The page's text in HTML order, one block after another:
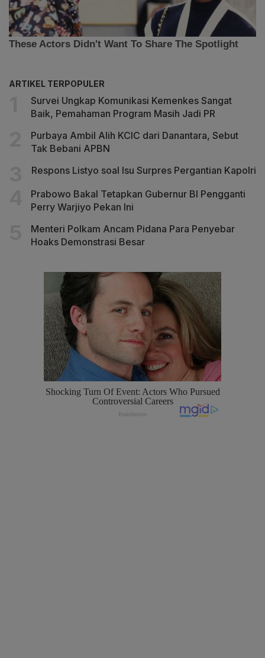
ARTIKEL TERPOPULER
Survei Ungkap Komunikasi Kemenkes Sangat
Baik, Pemahaman Program Masih Jadi PR
Purbaya Ambil Alih KCIC dari Danantara, Sebut
Tak Bebani APBN
Respons Listyo soal Isu Surpres Pergantian Kapolri
Prabowo Bakal Tetapkan Gubernur BI Pengganti
Perry Warjiyo Pekan Ini
Menteri Polkam Ancam Pidana Para Penyebar
Hoaks Demonstrasi Besar